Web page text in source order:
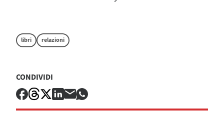
libri relazioni
CONDIVIDI